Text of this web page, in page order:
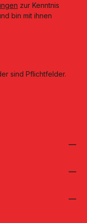
zur Kenntnis
bin mit ihnen
sind Pflichtfelder.